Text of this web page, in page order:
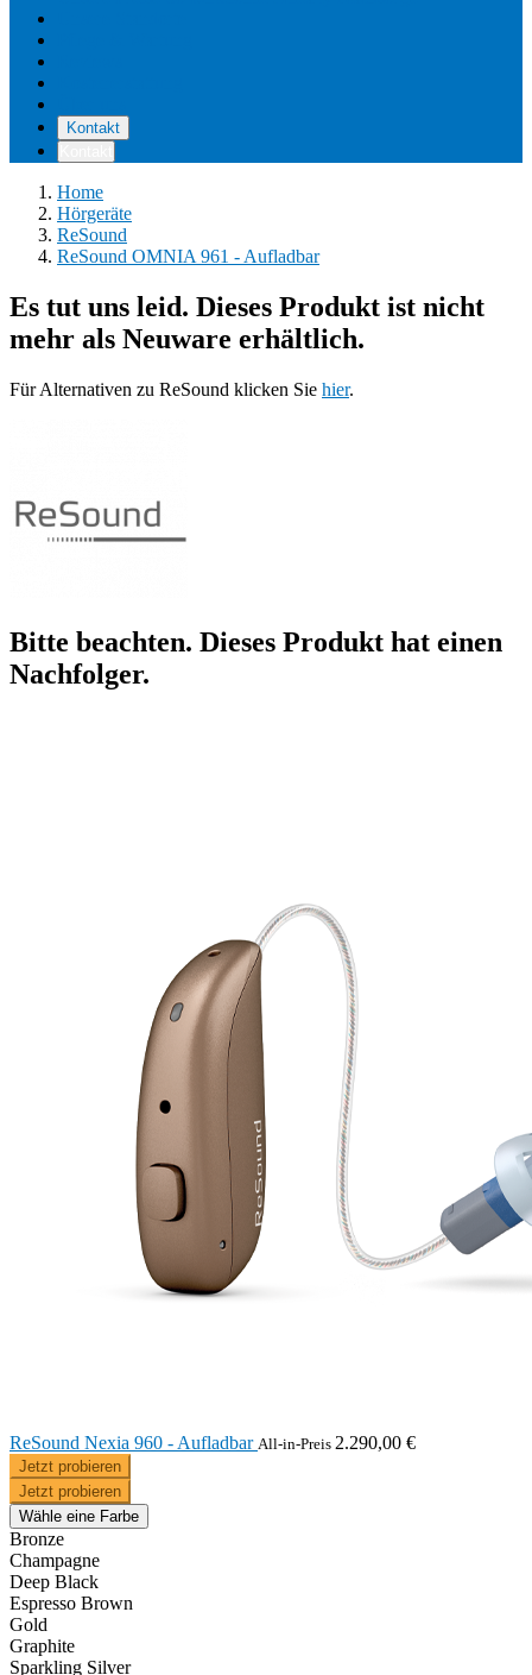
Kontakt
Home
Hörgeräte
ReSound
ReSound OMNIA 961 - Aufladbar
Es tut uns leid. Dieses Produkt ist nicht
mehr als Neuware erhältlich.
Für Alternativen zu ReSound klicken Sie hier.
Bitte beachten. Dieses Produkt hat einen
Nachfolger.
ReSound Nexia 960 - Aufladbar All-in-Preis 2.290,00 €
Jetzt probieren
Jetzt probieren
Wähle eine Farbe
Bronze
Champagne
Deep Black
Espresso Brown
Gold
Graphite
Sparkling Silver